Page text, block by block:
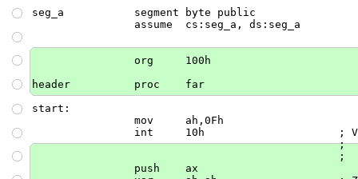
    seg_a           segment byte public
                    assume  cs:seg_a, ds:seg_a
                    org     100h
    header          proc    far
    start:
                    mov     ah,0Fh
int     10h                     ;
;
;
                    push    ax